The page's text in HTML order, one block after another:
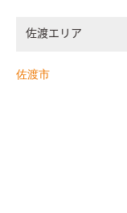
佐渡エリア
佐渡市